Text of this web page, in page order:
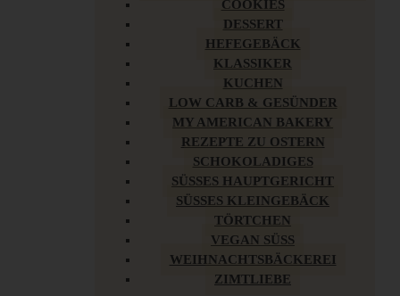
COOKIES
DESSERT
HEFEGEBÄCK
KLASSIKER
KUCHEN
LOW CARB & GESÜNDER
MY AMERICAN BAKERY
REZEPTE ZU OSTERN
SCHOKOLADIGES
SÜSSES HAUPTGERICHT
SÜSSES KLEINGEBÄCK
TÖRTCHEN
VEGAN SÜSS
WEIHNACHTSBÄCKEREI
ZIMTLIEBE